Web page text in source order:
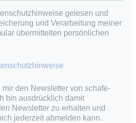
gelesen und
und Verarbeitung meiner
übermittelten persönlichen
mir den Newsletter von schafe-
bin ausdrücklich damit
Newsletter zu erhalten und
jederzeit abmelden kann.